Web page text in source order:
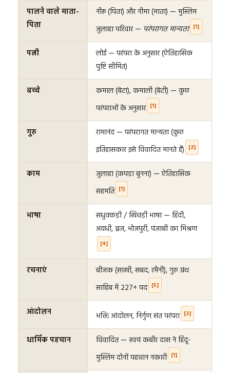
पालने वाले माता-
पिता
नीरू (पिता) और नीमा (माता) — मुस्लिम
जुलाहा परिवार — परंपरागत मान्यता [1]
पत्नी
लोई — परंपरा के अनुसार (ऐतिहासिक
पुष्टि सीमित)
बच्चे
कमाल (बेटा), कमाली (बेटी) — कुछ
परंपराओं के अनुसार [1]
गुरु
रामानंद — परंपरागत मान्यता (कुछ
इतिहासकार इसे विवादित मानते हैं)
[2]
काम
जुलाहा (कपड़ा बुनना) — ऐतिहासिक
सहमति [1]
भाषा
सधुक्कड़ी / खिचड़ी भाषा — हिंदी,
अवधी, ब्रज, भोजपुरी, पंजाबी का मिश्रण
[4]
रचनाएं
बीजक (साखी, सबद, रमैनी), गुरु ग्रंथ
साहिब में 227+ पद [5]
आंदोलन भक्ति आंदोलन, निर्गुण संत परंपरा [2]
धार्मिक पहचान
विवादित — स्वयं कबीर दास ने हिंदू-
मुस्लिम दोनों पहचान नकारी [1]